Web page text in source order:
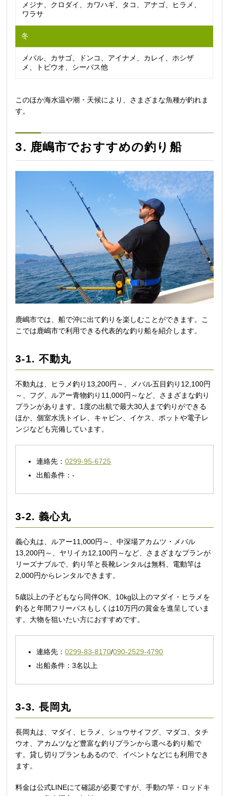
メジナ、クロダイ、カワハギ、タコ、アナゴ、ヒラメ、
ワラサ
冬
メバル、カサゴ、ドンコ、アイナメ、カレイ、ホシザ
メ、トビウオ、シーバス他
このほか海水温や潮・天候により、さまざまな魚種が釣れま
す。
3. 鹿嶋市でおすすめの釣り船
鹿嶋市では、船で沖に出て釣りを楽しむことができます。こ
こでは鹿嶋市で利用できる代表的な釣り船を紹介します。
3-1. 不動丸
不動丸は、ヒラメ釣り13,200円～、メバル五目釣り12,100円
～、フグ、ルアー青物釣り11,000円～など、さまざまな釣り
プランがあります。1度の出航で最大30人まで釣りができる
ほか、個室水洗トイレ、キャビン、イケス、ポットや電子レ
ンジなども完備しています。
連絡先：0299-95-6725
出船条件：-
3-2. 義心丸
義心丸は、ルアー11,000円～、中深場アカムツ・メバル
13,200円～、ヤリイカ12,100円～など、さまざまなプランが
リーズナブルで、釣り竿と長靴レンタルは無料、電動竿は
2,000円からレンタルできます。
5歳以上の子どもなら同伴OK、10kg以上のマダイ・ヒラメを
釣ると年間フリーパスもしくは10万円の賞金を進呈していま
す。大物を狙いたい方におすすめです。
連絡先：0299-83-8170/090-2529-4790
出船条件：3名以上
3-3. 長岡丸
長岡丸は、マダイ、ヒラメ、ショウサイフグ、マダコ、タチ
ウオ、アカムツなど豊富な釣りプランから選べる釣り船で
す。貸し切りプランもあるので、イベントなどにも利用でき
ます。
料金は公式LINEにて確認が必要ですが、手動の竿・ロッドキ